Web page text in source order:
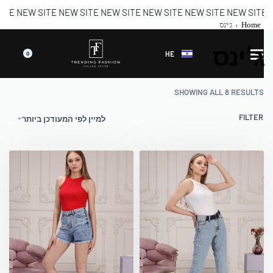
SITE NEW SITE NEW SITE NEW SITE NEW SITE NEW SITE
HE
0
Home
› ג׳ינס
ג׳ינס
SHOWING ALL 8 RESULTS
למיין לפי המעודכן ביותר FILTER